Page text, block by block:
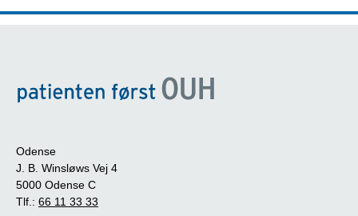
Odense
J. B. Winsløws Vej 4
5000 Odense C
Tlf.: 66 11 33 33